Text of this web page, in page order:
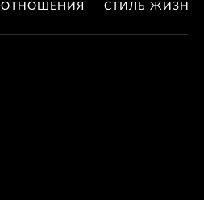
ОТНОШЕНИЯ СТИЛЬ ЖИЗНИ